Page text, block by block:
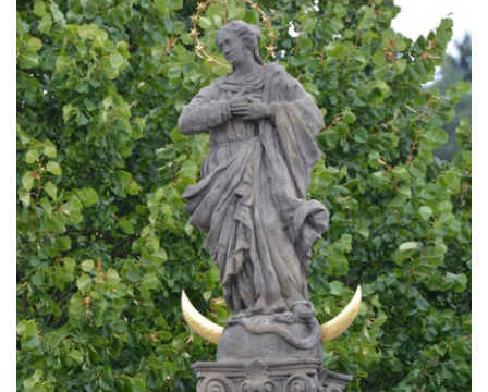
Sloup se sochou svatého Petra v Mnichově
Sloup Panny Marie v Práchni
Sloup svatého kříže v Třebušíně
Sloup Nejsvětější Trojice v Litvínově
Sloup svatého Antonína Paduánského v
Ústí nad Labem
Sloup svatého Jana Nepomuckého v
Rokycanech
Sloup Panny Marie v Červeném Hrádku
Sloup se sochou Piety v Jirkově
Torzo sloupu neznámého určení v Klášterci
nad Ohří